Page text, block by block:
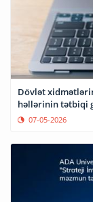
Dövlət
həllərinin tətbiqi
07-05-2026